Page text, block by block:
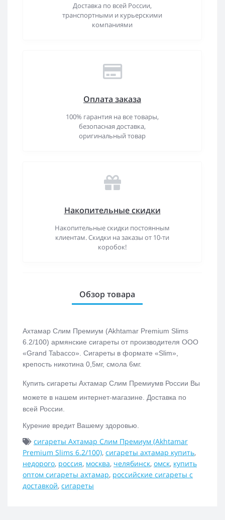
Доставка по всей России,
транспортными и курьерскими
компаниями
Оплата заказа
100% гарантия на все товары,
безопасная доставка,
оригинальный товар
Накопительные скидки
Накопительные скидки постоянным
клиентам. Скидки на заказы от 10-ти
коробок!
Обзор товара
Ахтамар Слим Премиум (Akhtamar Premium Slims
6.2/100) армянские сигареты от производителя ООО
«Grand Tabacco». Сигареты в формате «Slim»,
крепость никотина 0,5мг, смола 6мг.
Купить сигареты Ахтамар Слим Премиумв России Вы
можете в нашем интернет-магазине. Доставка по
всей России.
Курение вредит Вашему здоровью.
сигареты Ахтамар Слим Премиум (Akhtamar
Premium Slims 6.2/100), сигареты ахтамар купить,
недорого, россия, москва, челябинск, омск, купить
оптом сигареты ахтамар, российские сигареты с
доставкой, сигареты